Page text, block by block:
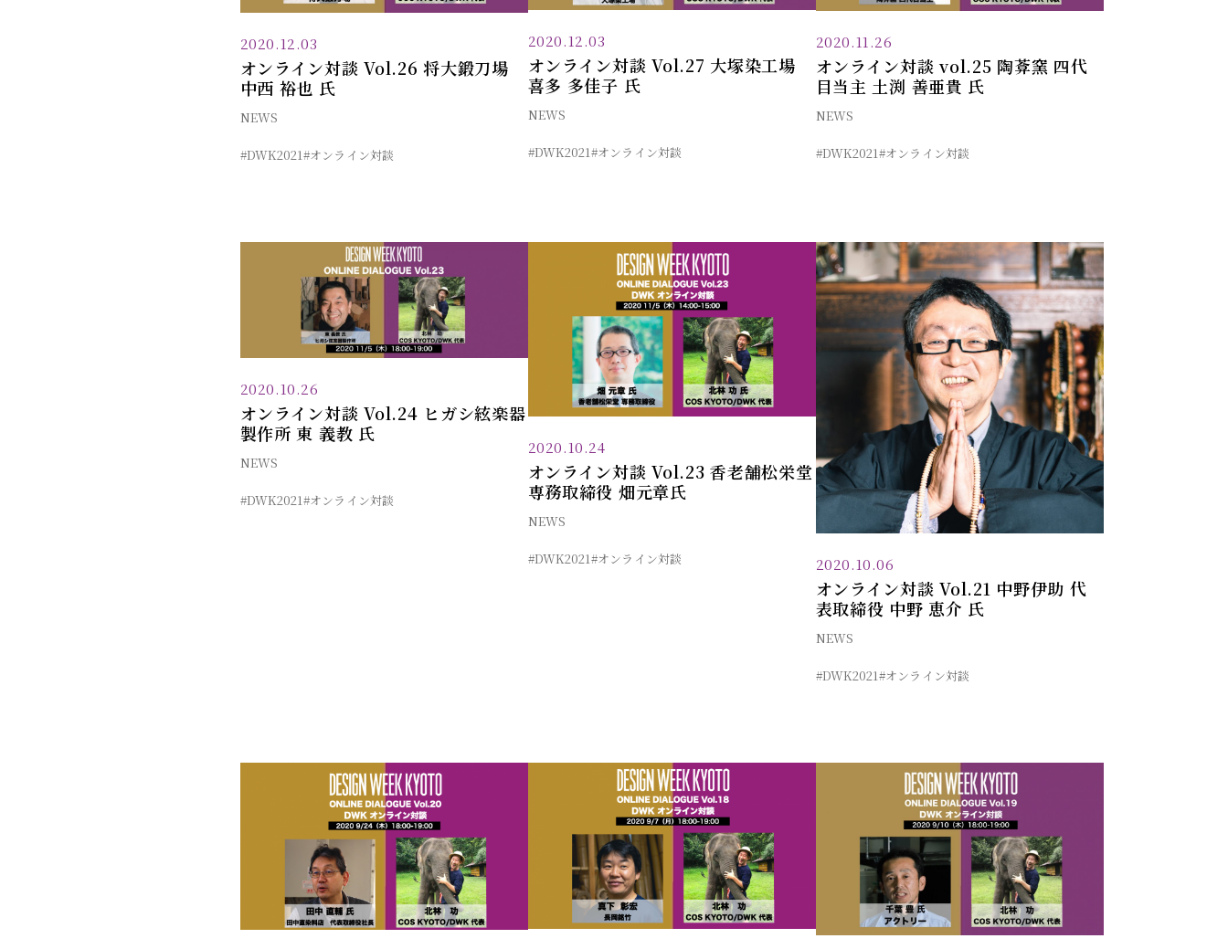
2020.12.03
オンライン対談 Vol.26 将大鍛刀場
中西 裕也 氏
NEWS
#DWK2021#オンライン対談
2020.12.03
オンライン対談 Vol.27 大塚染工場
喜多 多佳子 氏
NEWS
#DWK2021#オンライン対談
2020.11.26
オンライン対談 vol.25 陶葊窯 四代
目当主 土渕 善亜貴 氏
NEWS
#DWK2021#オンライン対談
2020.10.26
オンライン対談 Vol.24 ヒガシ絃楽器
製作所 東 義教 氏
NEWS
#DWK2021#オンライン対談
2020.10.24
オンライン対談 Vol.23 香老舗松栄堂
専務取締役 畑元章氏
NEWS
#DWK2021#オンライン対談 2020.10.06
オンライン対談 Vol.21 中野伊助 代
表取締役 中野 恵介 氏
NEWS
#DWK2021#オンライン対談